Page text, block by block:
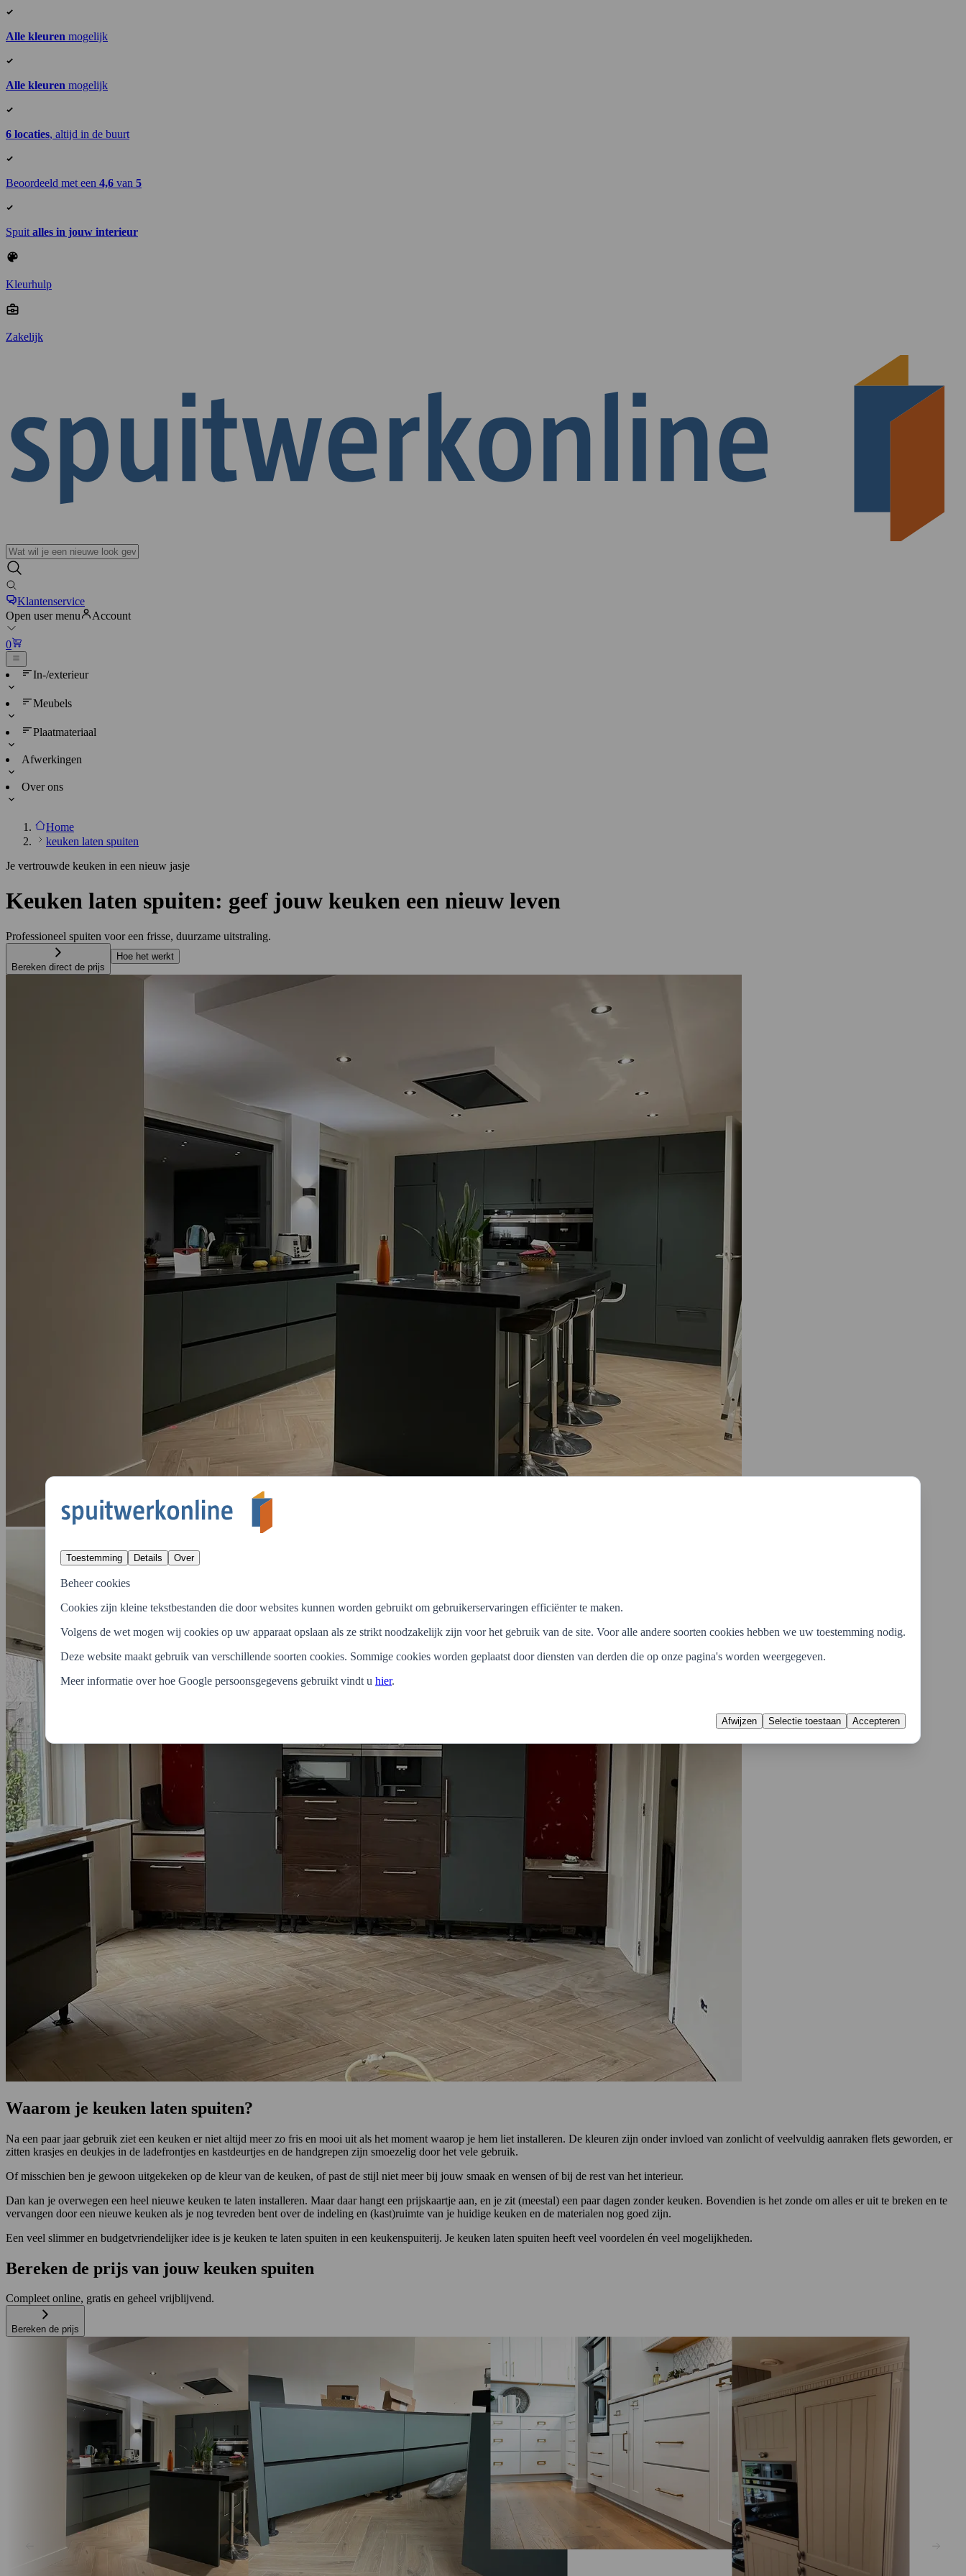
Alle kleuren mogelijk
Alle kleuren mogelijk
6 locaties, altijd in de buurt
Beoordeeld met een 4,6 van 5
Spuit alles in jouw interieur
Kleurhulp
Zakelijk
Klantenservice
Open user menu
Account
0
In-/exterieur
Meubels
Plaatmateriaal
Afwerkingen
Over ons
Home
keuken laten spuiten
Je vertrouwde keuken in een nieuw jasje
Keuken laten spuiten: geef jouw keuken een nieuw leven
Professioneel spuiten voor een frisse, duurzame uitstraling.
Bereken direct de prijs
Hoe het werkt
Waarom je keuken laten spuiten?
Na een paar jaar gebruik ziet een keuken er niet altijd meer zo fris en mooi uit als het moment waarop je hem liet installeren. De kleuren zijn onder invloed van zonlicht of veelvuldig aanraken flets geworden, er
zitten krasjes en deukjes in de ladefrontjes en kastdeurtjes en de handgrepen zijn smoezelig door het vele gebruik.
Of misschien ben je gewoon uitgekeken op de kleur van de keuken, of past de stijl niet meer bij jouw smaak en wensen of bij de rest van het interieur.
Dan kan je overwegen een heel nieuwe keuken te laten installeren. Maar daar hangt een prijskaartje aan, en je zit (meestal) een paar dagen zonder keuken. Bovendien is het zonde om alles er uit te breken en te
vervangen door een nieuwe keuken als je nog tevreden bent over de indeling en (kast)ruimte van je huidige keuken en de materialen nog goed zijn.
Een veel slimmer en budgetvriendelijker idee is je keuken te laten spuiten in een keukenspuiterij. Je keuken laten spuiten heeft veel voordelen én veel mogelijkheden.
Bereken de prijs van jouw keuken spuiten
Compleet online, gratis en geheel vrijblijvend.
Bereken de prijs
Toestemming Details Over
Beheer cookies
Cookies zijn kleine tekstbestanden die door websites kunnen worden gebruikt om gebruikerservaringen efficiënter te maken.
Volgens de wet mogen wij cookies op uw apparaat opslaan als ze strikt noodzakelijk zijn voor het gebruik van de site. Voor alle andere soorten cookies hebben we uw toestemming nodig.
Deze website maakt gebruik van verschillende soorten cookies. Sommige cookies worden geplaatst door diensten van derden die op onze pagina's worden weergegeven.
Meer informatie over hoe Google persoonsgegevens gebruikt vindt u hier.
Afwijzen Selectie toestaan Accepteren